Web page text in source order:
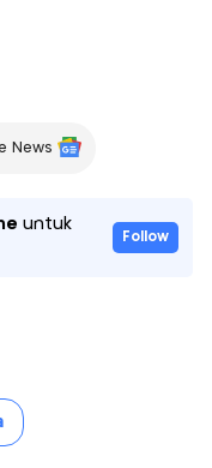
News
untuk
Follow